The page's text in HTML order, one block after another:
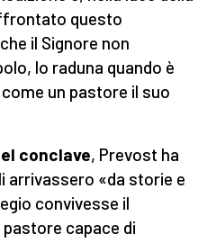
questo
il Signore non
lo raduna quando è
un pastore il suo
conclave, Prevost ha
arrivassero «da storie e
convivesse il
capace di